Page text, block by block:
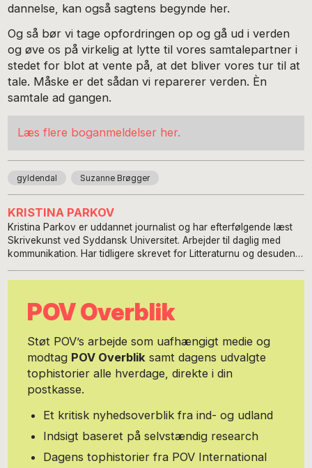
dannelse, kan også sagtens begynde her.
Og så bør vi tage opfordringen op og gå ud i verden
og øve os på virkelig at lytte til vores samtalepartner i
stedet for blot at vente på, at det bliver vores tur til at
tale. Måske er det sådan vi reparerer verden. Èn
samtale ad gangen.
Læs flere boganmeldelser her.
gyldendal Suzanne Brøgger
KRISTINA PARKOV
Kristina Parkov er uddannet journalist og har efterfølgende læst
Skrivekunst ved Syddansk Universitet. Arbejder til daglig med
kommunikation. Har tidligere skrevet for Litteraturnu og desuden
hos Forlaget Futurum.
POV Overblik
Støt POV’s arbejde som uafhængigt medie og
modtag POV Overbliksamt dagens udvalgte
tophistorier alle hverdage, direkte i din
postkasse.
Et kritisk nyhedsoverblik fra ind- og udland
Indsigt baseret på selvstændig research
Dagens tophistorier fra POV International